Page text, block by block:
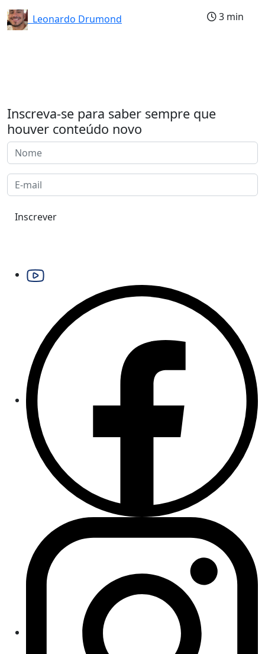
Leonardo Drumond
3 min
Inscreva-se para saber sempre que
houver conteúdo novo
Inscrever